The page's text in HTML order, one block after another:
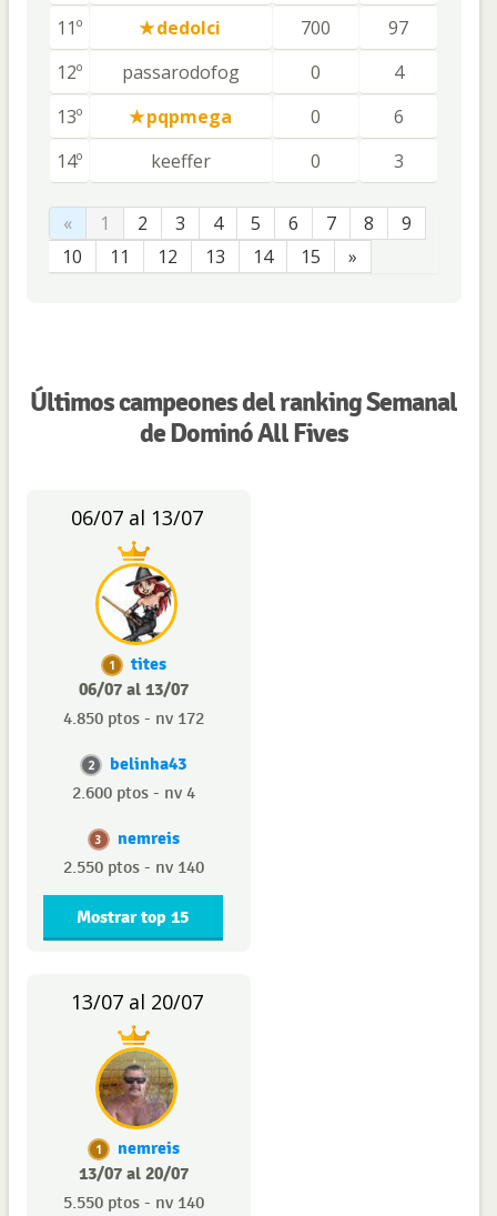
11º dedolci 700
97
12º
passarodofog 0
4
13º
pqpmega 0
6
14º
keeffer 0 3
« 1 2 3 4 5 6 7 8
9
10
11 12 13 14 15 »
Últimos campeones del ranking Semanal
de Dominó All Fives
06/07 al 13/07
1
tites
06/07 al 13/07
4.850 ptos - nv 172
2 belinha43
2.600 ptos - nv 4
3 nemreis
2.550 ptos - nv 140
Mostrar top 15
13/07 al 20/07
1
nemreis
13/07 al 20/07
5.550 ptos - nv 140